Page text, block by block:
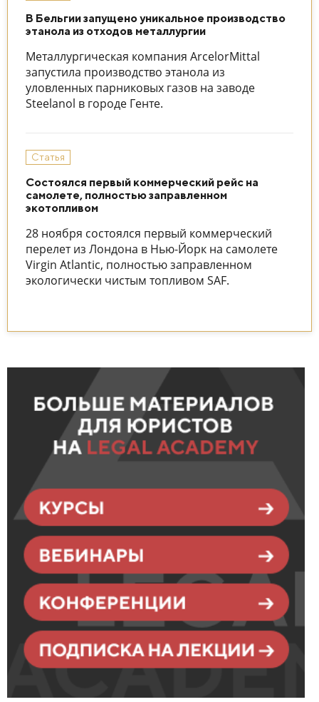
В Бельгии запущено уникальное производство
этанола из отходов металлургии
Металлургическая компания ArcelorMittal
запустила производство этанола из
уловленных парниковых газов на заводе
Steelanol в городе Генте.
Статья
Состоялся первый коммерческий рейс на
самолете, полностью заправленном
экотопливом
28 ноября состоялся первый коммерческий
перелет из Лондона в Нью-Йорк на самолете
Virgin Atlantic, полностью заправленном
экологически чистым топливом SAF.